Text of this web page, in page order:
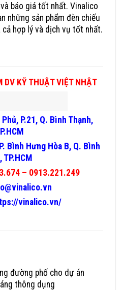
báo giá tốt nhất. Vinalico
những sản phẩm đèn chiếu
hợp lý và dịch vụ tốt nhất.
DV KỸ THUẬT VIỆT NHẬT
P.21, Q. Bình Thạnh,
Bình Hưng Hòa B, Q. Bình
TP.HCM
– 0913.221.249
vinalico.vn/
đường phố cho dự án
thông dụng